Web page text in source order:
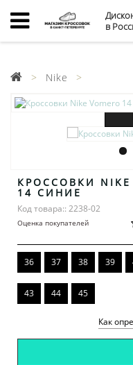
в
Nike
КРОССОВКИ NIKE
14 СИНИЕ
Код товара:: 2238-02
Оценка покупателей
36 37 38 39
43 44 45
Как